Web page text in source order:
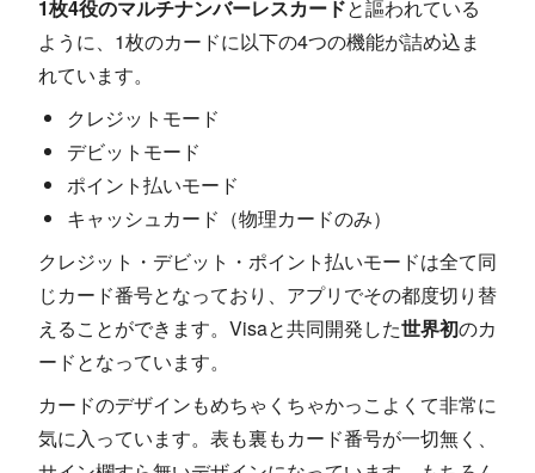
1枚4役のマルチナンバーレスカードと謳われている
ように、1枚のカードに以下の4つの機能が詰め込ま
れています。
クレジットモード
デビットモード
ポイント払いモード
キャッシュカード（物理カードのみ）
クレジット・デビット・ポイント払いモードは全て同
じカード番号となっており、アプリでその都度切り替
えることができます。Visaと共同開発した世界初のカ
ードとなっています。
カードのデザインもめちゃくちゃかっこよくて非常に
気に入っています。表も裏もカード番号が一切無く、